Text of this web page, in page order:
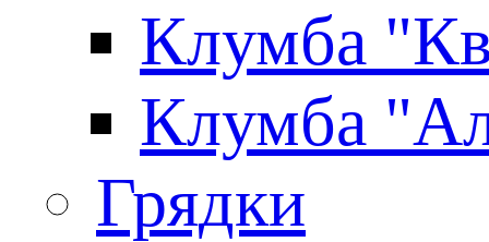
Клумба
Клумба
Грядки